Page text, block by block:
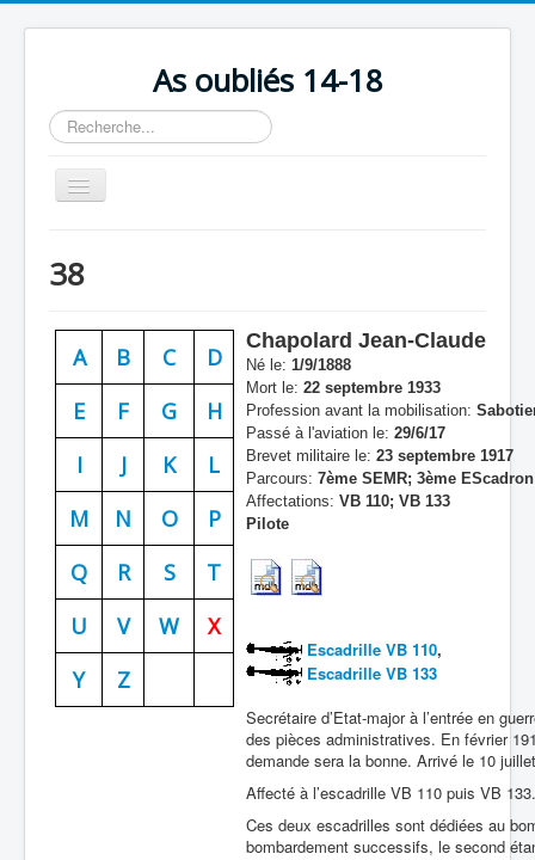
As oubliés 14-18
Rechercher
Basculer
la
Chronologie
Escadrilles
Organisation
Avions
Formation
Doctrines
Batailles
Cahiers des As
38
A B C
D
E
F G
H
I
J K
L
M
N O
P
Q
R S
T
U
V W
X
Y
Z
Chapolard Jean-Claude
Né le: 1/9/1888
Mort le: 22 septembre 1933
Profession avant la mobilisation:
Passé à l'aviation le: 29/6/17
Brevet militaire le: 23 septembre 1917
Parcours: 7ème SEMR; 3ème
Affectations: VB 110; VB 133
Pilote
Escadrille VB 110,
Escadrille VB 133
Secrétaire d’Etat-major à l’entrée en
des pièces administratives. En février
demande sera la bonne. Arrivé le 10
Affecté à l’escadrille VB 110 puis VB 133.
Ces deux escadrilles sont dédiées au
bombardement successifs, le second